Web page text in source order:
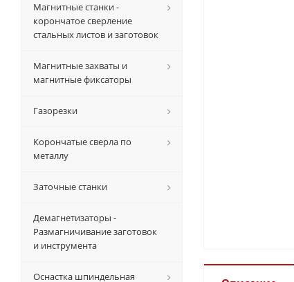
Магнитные станки -
корончатое сверление
стальных листов и заготовок
Магнитные захваты и
магнитные фиксаторы
Газорезки
Корончатые сверла по
металлу
Заточные станки
Демагнетизаторы -
Размагничивание заготовок
и инструмента
Оснастка шпиндельная